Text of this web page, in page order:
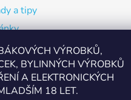
VÝROBKŮ,
BYLINNÝCH VÝROBKŮ
A ELEKTRONICKÝCH
18 LET.
a tipy
formulář
vapovat v Přerově?
pro míchání